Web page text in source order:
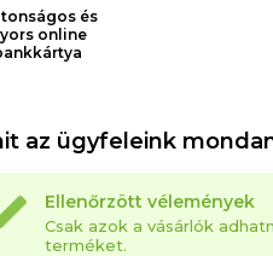
anyagok
minden alvási pozícióhoz:
Form rugalmas poliuretán
magassága: 20 cm (+/-1 cm)
és
online
az ügyfeleink
Ellenőrzött vélemények
Csak azok a vásárlók
terméket.